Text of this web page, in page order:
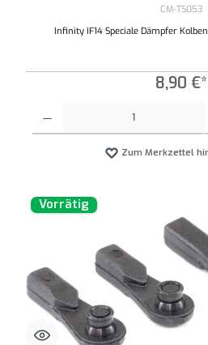
CM-TS053
Infinity IF14 Speciale Dämpfer
8,90 €*
Zum Merkzettel
Vorrätig